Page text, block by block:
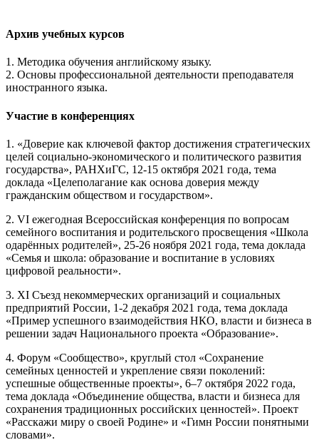
Архив учебных курсов
1. Методика обучения английскому языку.
2. Основы профессиональной деятельности преподавателя
иностранного языка.
Участие в конференциях
1. «Доверие как ключевой фактор достижения стратегических
целей социально-экономического и политического развития
государства», РАНХиГС, 12-15 октября 2021 года, тема
доклада «Целеполагание как основа доверия между
гражданским обществом и государством».
2. VI ежегодная Всероссийская конференция по вопросам
семейного воспитания и родительского просвещения «Школа
одарённых родителей», 25-26 ноября 2021 года, тема доклада
«Семья и школа: образование и воспитание в условиях
цифровой реальности».
3. XI Съезд некоммерческих организаций и социальных
предприятий России, 1-2 декабря 2021 года, тема доклада
«Пример успешного взаимодействия НКО, власти и бизнеса в
решении задач Национального проекта «Образование».
4. Форум «Сообщество», круглый стол «Сохранение
семейных ценностей и укрепление связи поколений:
успешные общественные проекты», 6–7 октября 2022 года,
тема доклада «Объединение общества, власти и бизнеса для
сохранения традиционных российских ценностей». Проект
«Расскажи миру о своей Родине» и «Гимн России понятными
словами».